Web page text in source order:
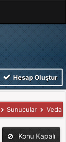
Hesap Oluştur
Sunucular Veda
Konu Kapalı